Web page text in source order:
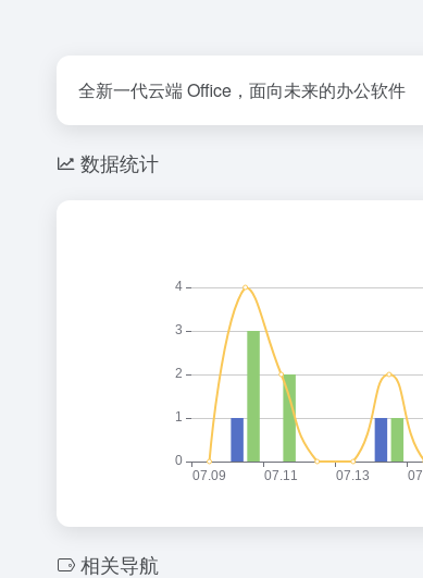
全新一代云端 Office，面向未来的办公软件
数据统计
相关导航